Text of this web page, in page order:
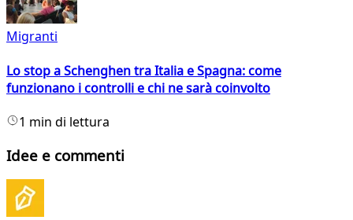
Migranti
Lo stop a Schenghen tra Italia e Spagna: come
funzionano i controlli e chi ne sarà coinvolto
1 min di lettura
Idee e commenti